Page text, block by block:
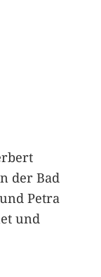
der Bad
Petra
und